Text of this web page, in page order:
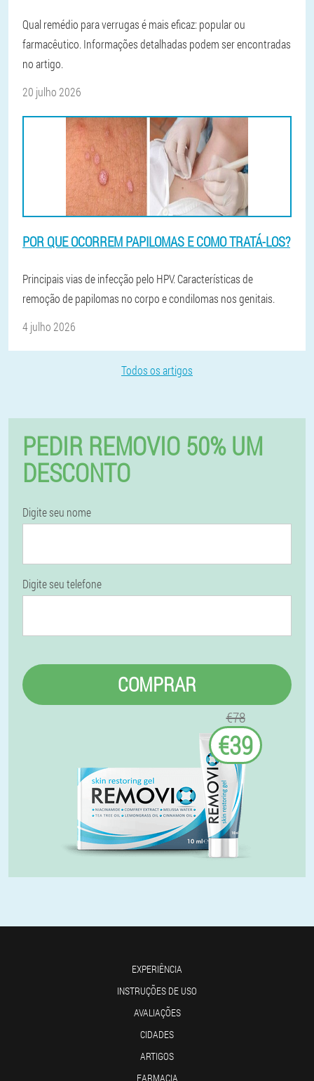
Qual remédio para verrugas é mais eficaz: popular ou
farmacêutico. Informações detalhadas podem ser encontradas
no artigo.
20 julho 2026
POR QUE OCORREM PAPILOMAS E COMO TRATÁ-LOS?
Principais vias de infecção pelo HPV. Características de
remoção de papilomas no corpo e condilomas nos genitais.
4 julho 2026
Todos os artigos
PEDIR REMOVIO 50% UM
DESCONTO
Digite seu nome
Digite seu telefone
COMPRAR
€78
€39
EXPERIÊNCIA
INSTRUÇÕES DE USO
AVALIAÇÕES
CIDADES
ARTIGOS
FARMACIA